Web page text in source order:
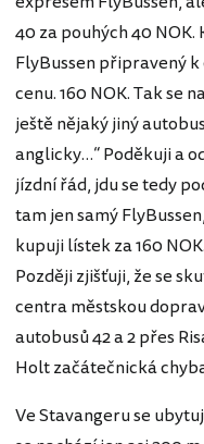
40 za pouhých 40
FlyBussen připravený
cenu. 160 NOK. Tak se
ještě nějaký jiný
anglicky…“ Poděkuji a
jízdní řád, jdu se tedy
tam jen samý
kupuji lístek za 160
Později zjišťuji, že se
centra městskou
autobusů 42 a 2 přes
Holt začátečnická
Ve Stavangeru se